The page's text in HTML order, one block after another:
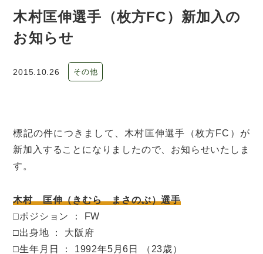
木村匡伸選手（枚方FC）新加入の
お知らせ
2015.10.26 その他
標記の件につきまして、木村匡伸選手（枚方FC）が
新加入することになりましたので、お知らせいたしま
す。
木村 匡伸（きむら まさのぶ）選手
□ポジション ： FW
□出身地 ： 大阪府
□生年月日 ： 1992年5月6日 （23歳）